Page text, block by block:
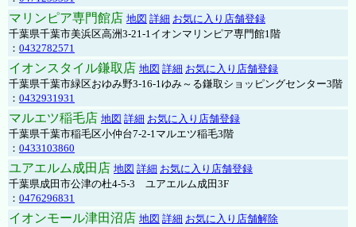
マリンピア専門館店 地図 詳細 お気に入り店舗登録
千葉県千葉市美浜区高洲3-21-1イオンマリンピア専門館1階
： 0432782571
イオンスタイル鎌取店 地図 詳細 お気に入り店舗登録
千葉県千葉市緑区おゆみ野3-16-1ゆみ～る鎌取ショッピングセンター3階
： 0432931931
マルエツ稲毛店 地図 詳細 お気に入り店舗登録
千葉県千葉市稲毛区小仲台7-2-1マルエツ稲毛3階
： 0433103860
ユアエルム成田店 地図 詳細 お気に入り店舗登録
千葉県成田市公津の杜4-5-3 ユアエルム成田3F
： 0476296831
イオンモール津田沼店 地図 詳細 お気に入り店舗解除